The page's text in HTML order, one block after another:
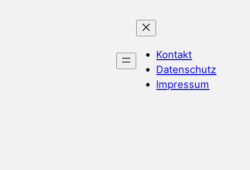
Kontakt
Datenschutz
Impressum